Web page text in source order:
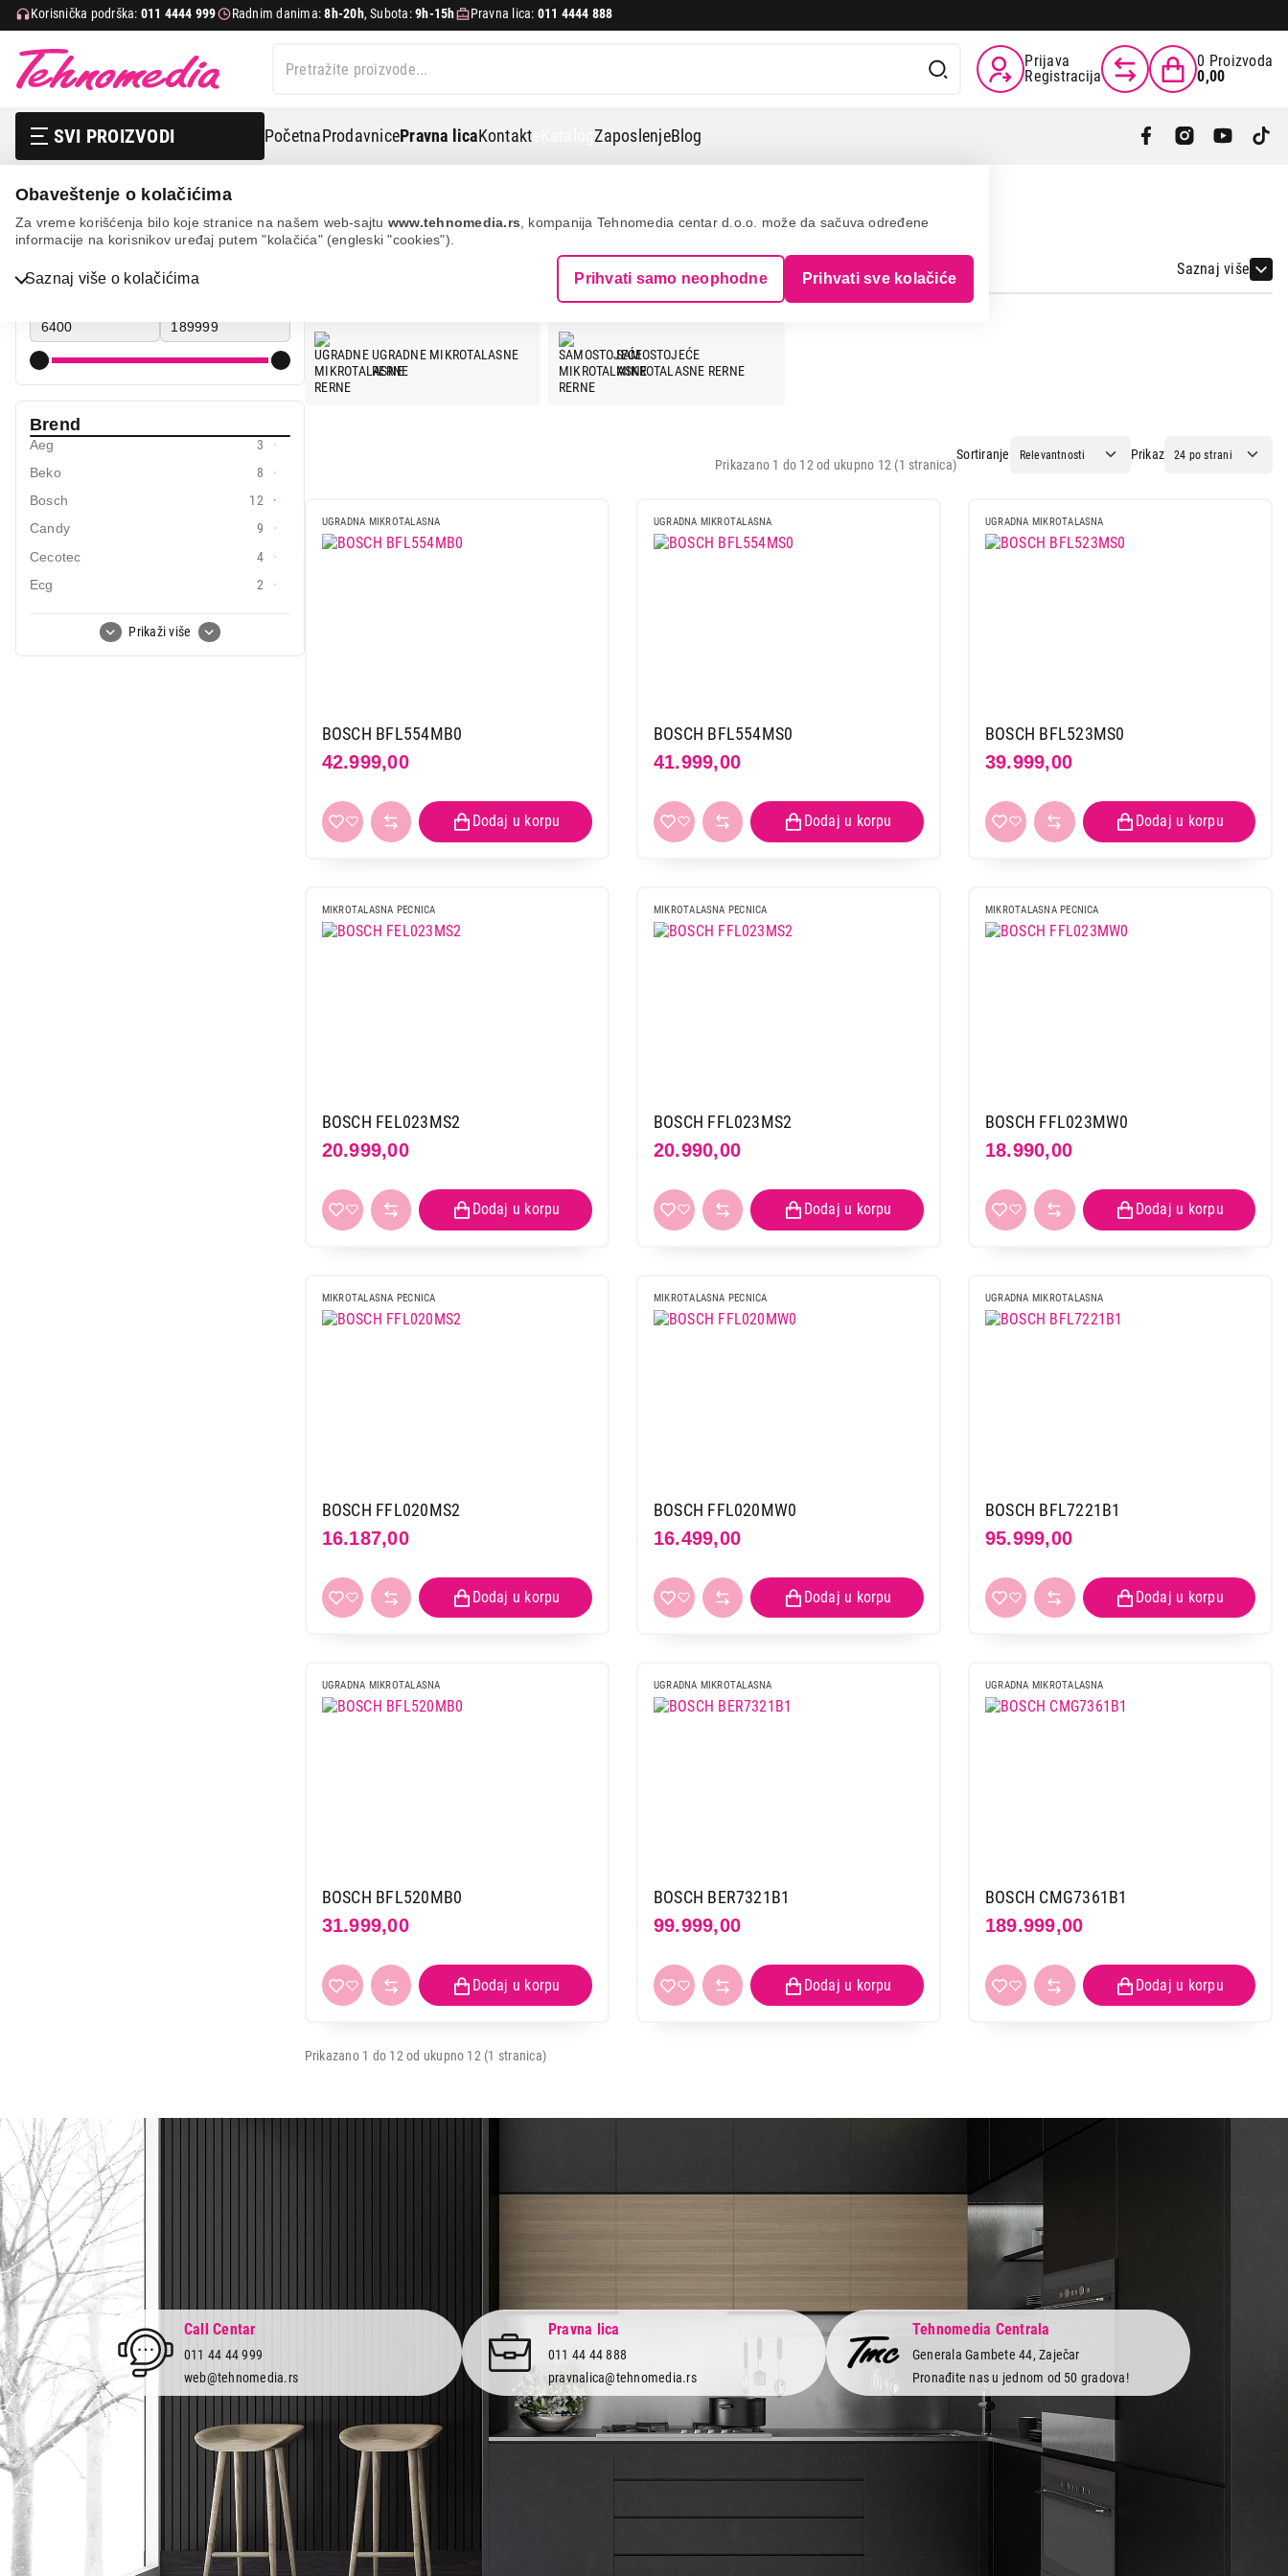
Obaveštenje o kolačićima
Za vreme korišćenja bilo koje stranice na našem web-sajtu www.tehnomedia.rs , kompanija Tehnomedia centar d.o.o. može da sačuva određene
informacije na korisnikov uređaj putem "kolačića" (engleski "cookies").
Saznaj više o kolačićima Prihvati samo neophodne Prihvati sve kolačiće
Korisnička podrška: 011 4444 999 Radnim danima:8h-20h, Subota:9h-15h Pravna lica: 011 4444 888
Prijava
Registracija
0 Proizvoda
0,00
SVI PROIZVODI PočetnaProdavnicePravna licaKontakt eKatalogZaposlenjeBlog
Bela tehnika
IT & Gaming
Mali kućni aparati
Nega tela, lepota i zdravlje
Sport i putovanje
Bela tehnika Mikrotalasne rerne BOSCH
Cena
Brend
Prikaži više
Aeg
3
Beko
8
Bosch
12
Candy
9
Cecotec
4
Ecg
2
Electrolux
2
MIKROTALASNE RERNE - BOSCH Saznaj više
UGRADNE MIKROTALASNE
RERNE
SAMOSTOJEĆE
MIKROTALASNE RERNE
Sortiranje Prikaz
Prikazano 1 do 12 od ukupno 12 (1 stranica)
UGRADNA MIKROTALASNA
BOSCH BFL554MB0
42.999,00
UGRADNA MIKROTALASNA
BOSCH BFL554MS0
41.999,00
UGRADNA MIKROTALASNA
BOSCH BFL523MS0
39.999,00
MIKROTALASNA PECNICA
BOSCH FEL023MS2
20.999,00
MIKROTALASNA PECNICA
BOSCH FFL023MS2
20.990,00
MIKROTALASNA PECNICA
BOSCH FFL023MW0
18.990,00
MIKROTALASNA PECNICA
BOSCH FFL020MS2
16.187,00
MIKROTALASNA PECNICA
BOSCH FFL020MW0
16.499,00
UGRADNA MIKROTALASNA
BOSCH BFL7221B1
95.999,00
UGRADNA MIKROTALASNA
BOSCH BFL520MB0
31.999,00
UGRADNA MIKROTALASNA
BOSCH BER7321B1
99.999,00
UGRADNA MIKROTALASNA
BOSCH CMG7361B1
189.999,00
Prikazano 1 do 12 od ukupno 12 (1 stranica)
Call Centar
011 44 44 999
web@tehnomedia.rs
Pravna lica
011 44 44 888
pravnalica@tehnomedia.rs
Tehnomedia Centrala
Generala Gambete 44, Zaječar
Pronađite nas u jednom od 50 gradova!
Tehnomedia
Naše prodavnice
Načini plaćanja
Vraćanje robe
Newsletter